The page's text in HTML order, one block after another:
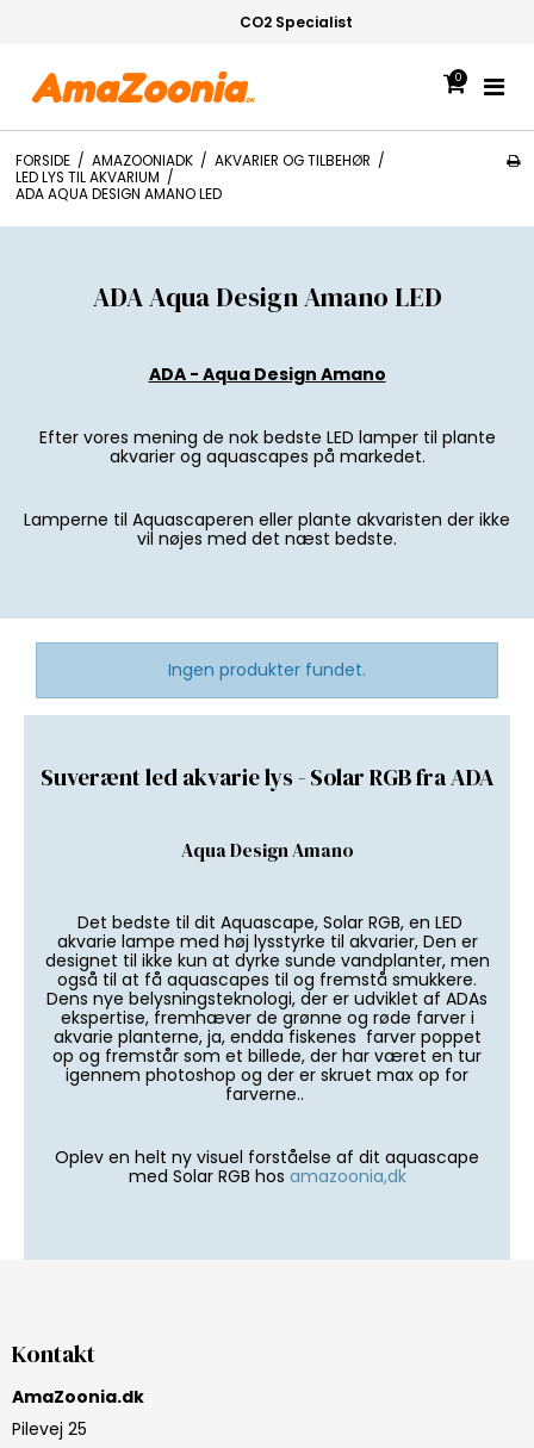
CO2 Specialist
0
FORSIDE / AMAZOONIADK / AKVARIER OG TILBEHØR /
LED LYS TIL AKVARIUM /
ADA AQUA DESIGN AMANO LED
ADA Aqua Design Amano LED
ADA - Aqua Design Amano
Efter vores mening de nok bedste LED lamper til plante
akvarier og aquascapes på markedet.
Lamperne til Aquascaperen eller plante akvaristen der ikke
vil nøjes med det næst bedste.
Ingen produkter fundet.
Suverænt led akvarie lys - Solar RGB fra ADA
Aqua Design Amano
Det bedste til dit Aquascape, Solar RGB, en LED
akvarie lampe med høj lysstyrke til akvarier, Den er
designet til ikke kun at dyrke sunde vandplanter, men
også til at få aquascapes til og fremstå smukkere.
Dens nye belysningsteknologi, der er udviklet af ADAs
ekspertise, fremhæver de grønne og røde farver i
akvarie planterne, ja, endda fiskenes farver poppet
op og fremstår som et billede, der har været en tur
igennem photoshop og der er skruet max op for
farverne..
Oplev en helt ny visuel forståelse af dit aquascape
med Solar RGB hos amazoonia,dk
Kontakt
AmaZoonia.dk
Pilevej 25